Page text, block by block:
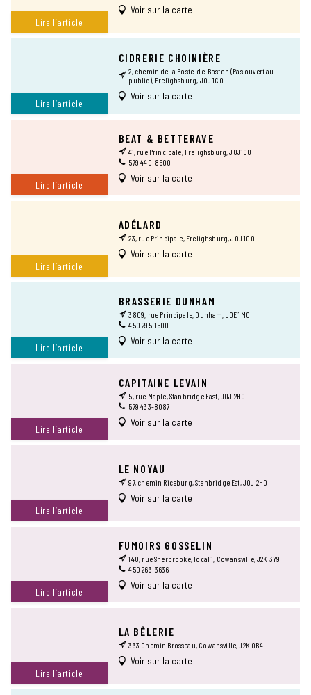
Lire l’article
Voir sur la carte
Lire l’article
CIDRERIE CHOINIÈRE
2, chemin de la Poste-de-Boston (Pas ouvert au
public), Frelighsburg, J0J 1C0
Voir sur la carte
Lire l’article
BEAT & BETTERAVE
41, rue Principale, Frelighsburg, J0J1C0
579 440-8600
Voir sur la carte
Lire l’article
ADÉLARD
23, rue Principale, Frelighsburg, J0J 1C0
Voir sur la carte
Lire l’article
BRASSERIE DUNHAM
3809, rue Principale, Dunham, J0E 1M0
450 295-1500
Voir sur la carte
Lire l’article
CAPITAINE LEVAIN
5, rue Maple, Stanbridge East, J0J 2H0
579 433-8087
Voir sur la carte
Lire l’article
LE NOYAU
97, chemin Riceburg, Stanbridge Est, J0J 2H0
Voir sur la carte
Lire l’article
FUMOIRS GOSSELIN
140, rue Sherbrooke, local 1, Cowansville, J2K 3Y9
450 263-3636
Voir sur la carte
Lire l’article
LA BÊLERIE
333 Chemin Brosseau, Cowansville, J2K 0B4
Voir sur la carte